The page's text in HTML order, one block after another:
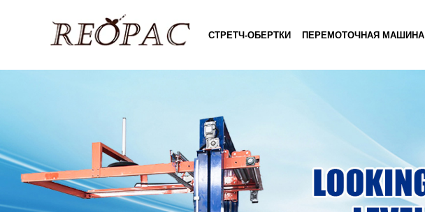
СТРЕТЧ-ОБЕРТКИ ПЕРЕМОТОЧНАЯ МАШИНА